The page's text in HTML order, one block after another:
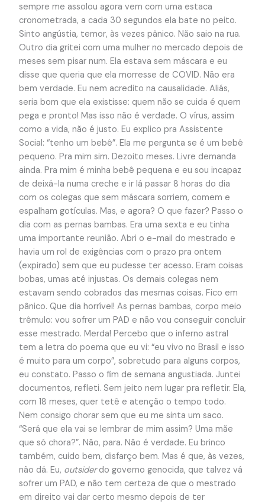
sempre me assolou agora vem com uma estaca
cronometrada, a cada 30 segundos ela bate no peito.
Sinto angústia, temor, às vezes pânico. Não saio na rua.
Outro dia gritei com uma mulher no mercado depois de
meses sem pisar num. Ela estava sem máscara e eu
disse que queria que ela morresse de COVID. Não era
bem verdade. Eu nem acredito na causalidade. Aliás,
seria bom que ela existisse: quem não se cuida é quem
pega e pronto! Mas isso não é verdade. O vírus, assim
como a vida, não é justo. Eu explico pra Assistente
Social: “tenho um bebê”. Ela me pergunta se é um bebê
pequeno. Pra mim sim. Dezoito meses. Livre demanda
ainda. Pra mim é minha bebê pequena e eu sou incapaz
de deixá-la numa creche e ir lá passar 8 horas do dia
com os colegas que sem máscara sorriem, comem e
espalham gotículas. Mas, e agora? O que fazer? Passo o
dia com as pernas bambas. Era uma sexta e eu tinha
uma importante reunião. Abri o e-mail do mestrado e
havia um rol de exigências com o prazo pra ontem
(expirado) sem que eu pudesse ter acesso. Eram coisas
bobas, umas até injustas. Os demais colegas nem
estavam sendo cobrados das mesmas coisas. Fico em
pânico. Que dia horrível! As pernas bambas, corpo meio
trêmulo: vou sofrer um PAD e não vou conseguir concluir
esse mestrado. Merda! Percebo que o inferno astral
tem a letra do poema que eu vi: “eu vivo no Brasil e isso
é muito para um corpo”, sobretudo para alguns corpos,
eu constato. Passo o fim de semana angustiada. Juntei
documentos, refleti. Sem jeito nem lugar pra refletir. Ela,
com 18 meses, quer tetê e atenção o tempo todo.
Nem consigo chorar sem que eu me sinta um saco.
“Será que ela vai se lembrar de mim assim? Uma mãe
que só chora?”. Não, para. Não é verdade. Eu brinco
também, cuido bem, disfarço bem. Mas é que, às vezes,
não dá. Eu, outsiderdo governo genocida, que talvez vá
sofrer um PAD, e não tem certeza de que o mestrado
em direito vai dar certo mesmo depois de ter